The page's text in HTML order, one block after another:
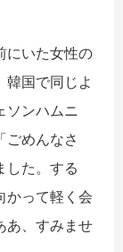
にいた女性の
韓国で同じよ
ソンハムニ
ごめんなさ
した。する
かって軽く会
あ、すみませ